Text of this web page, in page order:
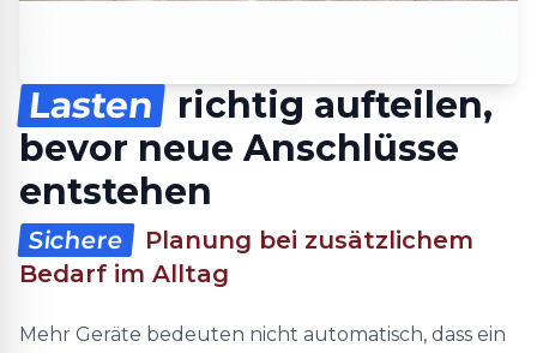
Lasten
richtig aufteilen,
bevor neue Anschlüsse
entstehen
Sichere
Planung bei zusätzlichem
Bedarf im Alltag
Mehr Geräte bedeuten nicht automatisch, dass ein